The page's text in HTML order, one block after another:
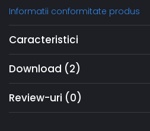
Informatii conformitate produs
Caracteristici
Download (2)
Review-uri (0)